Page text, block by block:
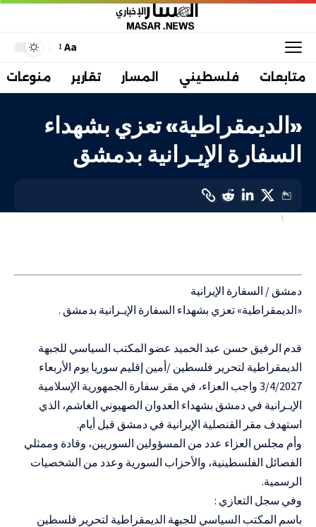
Aa
متابعات فلسطيني المسار تقارير منوعات
«الديمقراطية» تعزي بشهداء
السفارة الإيـرانية بدمشق
دوليعربي
دمشق / السفارة الإيرانية
«الديمقراطية» تعزي بشهداء السفارة الإيـرانية بدمشق .
قدم الرفيق حسن عبد الحميد عضو المكتب السياسي للجبهة
الديمقراطية لتحرير فلسطين /أمين إقليم سوريا يوم الأربعاء
3/4/2027 واجب العزاء، في مقر سفارة الجمهورية الإسلامية
الإيـرانية في دمشق بشهداء العدوان الصهيوني الغاشم، الذي
استهدف مقر القنصلية الإيرانية في دمشق قبل أيام.
وأم مجلس العزاء عدد من المسؤولين السوريين، وقادة وممثلي
الفصائل الفلسطينية، والأحزاب السورية وعدد من الشخصيات
الرسمية.
وفي سجل التعازي :
باسم المكتب السياسي للجبهة الديمقراطية لتحرير فلسطين